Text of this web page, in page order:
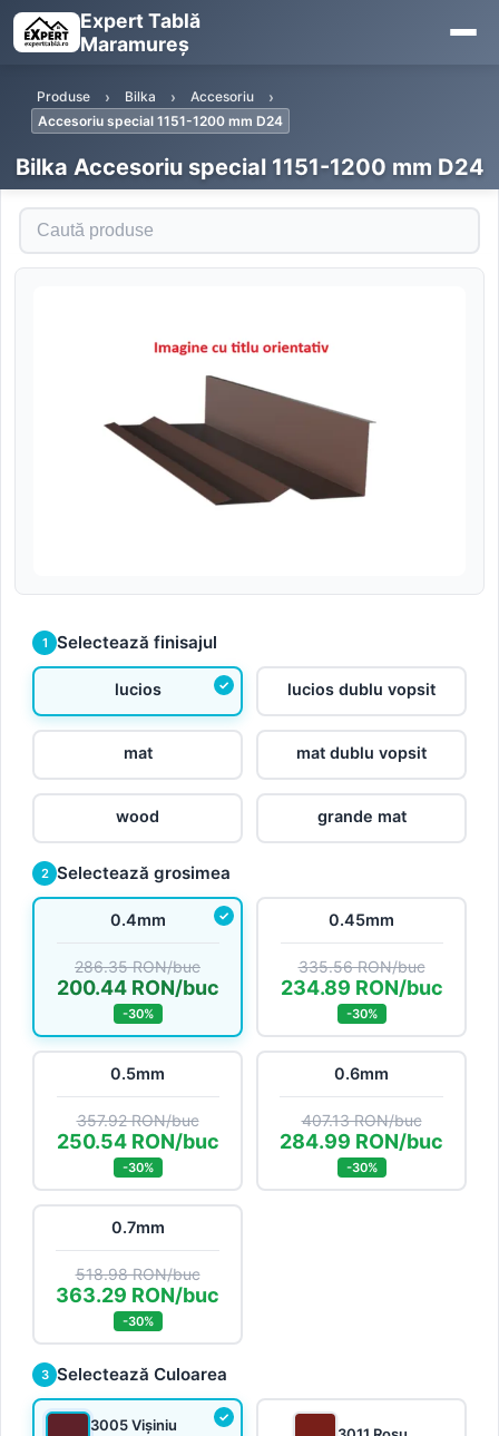
Expert Tablă
Maramureș
Produse Bilka
Accesoriu
Accesoriu special 1151-1200 mm D24
Bilka Accesoriu special 1151-1200 mm D24
Caută produse
1 Selectează finisajul
lucios lucios dublu vopsit
mat mat dublu vopsit
wood grande mat
2 Selectează grosimea
0.4mm
286.35 RON/buc
200.44 RON/buc
-30%
0.45mm
335.56 RON/buc
234.89 RON/buc
-30%
0.5mm
357.92 RON/buc
250.54 RON/buc
-30%
0.6mm
407.13 RON/buc
284.99 RON/buc
-30%
0.7mm
518.98 RON/buc
363.29 RON/buc
-30%
3 Selectează Culoarea
3005 Vișiniu